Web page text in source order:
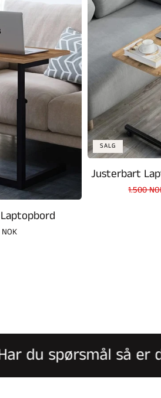
SALG
Justerbart
Vanlig
1.500
spørsmål så er